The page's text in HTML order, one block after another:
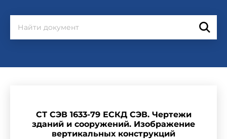
СТ СЭВ 1633-79 ЕСКД СЭВ. Чертежи
зданий и сооружений. Изображение
вертикальных конструкций